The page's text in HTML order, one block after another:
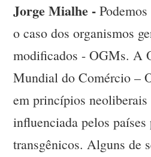
Jorge Mialhe -
o caso dos organismos
modificados - OGMs. A
Mundial do Comércio –
em princípios neoliberais
influenciada pelos países
transgênicos. Alguns de